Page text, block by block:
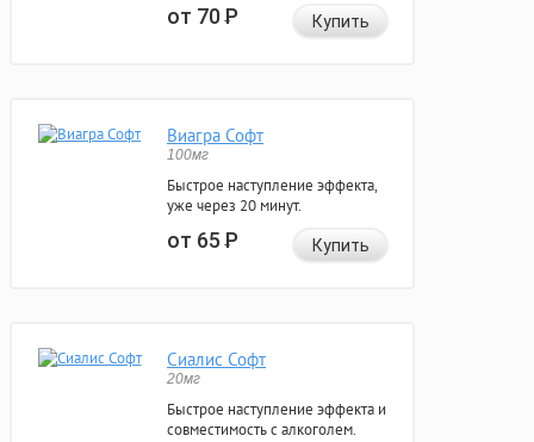
от 70Р Купить
Виагра Софт
100мг
Быстрое наступление эффекта,
уже через 20 минут.
от 65Р Купить
Сиалис Софт
20мг
Быстрое наступление эффекта и
совместимость с алкоголем.